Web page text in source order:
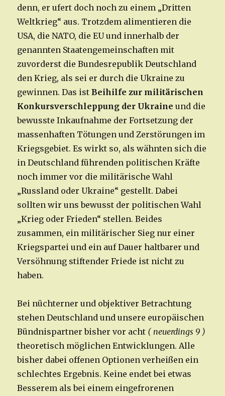
denn, er ufert doch noch zu einem „Dritten
Weltkrieg“ aus. Trotzdem alimentieren die
USA, die NATO, die EU und innerhalb der
genannten Staatengemeinschaften mit
zuvorderst die Bundesrepublik Deutschland
den Krieg, als sei er durch die Ukraine zu
gewinnen. Das istBeihilfe zur militärischen
Konkursverschleppung der Ukraine und die
bewusste Inkaufnahme der Fortsetzung der
massenhaften Tötungen und Zerstörungen im
Kriegsgebiet. Es wirkt so, als wähnten sich die
in Deutschland führenden politischen Kräfte
noch immer vor die militärische Wahl
„Russland oder Ukraine“ gestellt. Dabei
sollten wir uns bewusst der politischen Wahl
„Krieg oder Frieden“ stellen. Beides
zusammen, ein militärischer Sieg nur einer
Kriegspartei und ein auf Dauer haltbarer und
Versöhnung stiftender Friede ist nicht zu
haben.
Bei nüchterner und objektiver Betrachtung
stehen Deutschland und unsere europäischen
Bündnispartner bisher vor acht ( neuerdings 9 )
theoretisch möglichen Entwicklungen. Alle
bisher dabei offenen Optionen verheißen ein
schlechtes Ergebnis. Keine endet bei etwas
Besserem als bei einem eingefrorenen